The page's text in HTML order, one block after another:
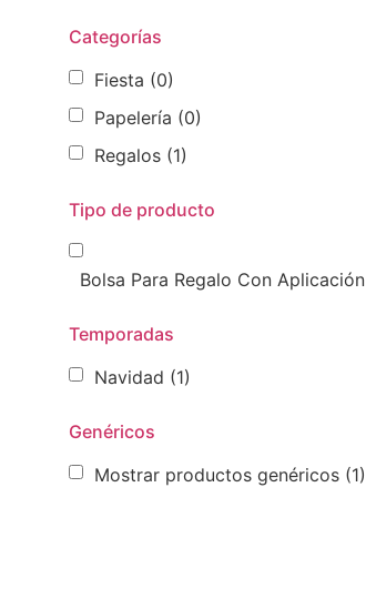
Categorías
Fiesta (0)
Papelería (0)
Regalos (1)
Tipo de producto
Bolsa Para Regalo Con Aplicación
Temporadas
Navidad (1)
Genéricos
Mostrar productos genéricos (1)